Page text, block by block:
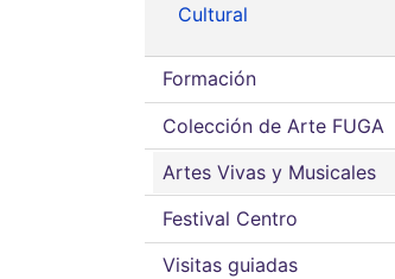
Cultural
Formación
Colección de Arte FUGA
Artes Vivas y Musicales
Festival Centro
Visitas guiadas